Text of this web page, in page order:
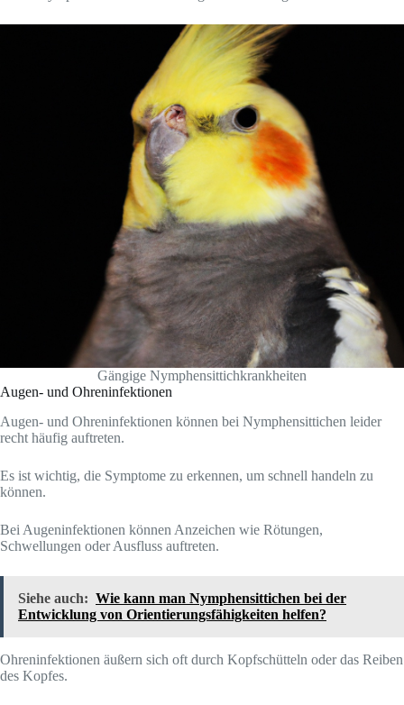
Gängige Nymphensittichkrankheiten
Augen- und Ohreninfektionen
Augen- und Ohreninfektionen können bei Nymphensittichen leider
recht häufig auftreten.
Es ist wichtig, die Symptome zu erkennen, um schnell handeln zu
können.
Bei Augeninfektionen können Anzeichen wie Rötungen,
Schwellungen oder Ausfluss auftreten.
Siehe auch: Wie kann man Nymphensittichen bei der
Entwicklung von Orientierungsfähigkeiten helfen?
Ohreninfektionen äußern sich oft durch Kopfschütteln oder das Reiben
des Kopfes.